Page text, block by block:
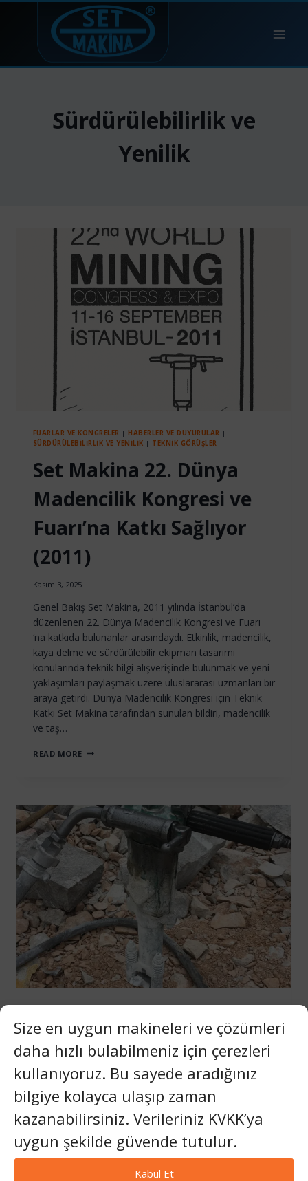
Size en uygun makineleri ve çözümleri
daha hızlı bulabilmeniz için çerezleri
kullanıyoruz. Bu sayede aradığınız
bilgiye kolayca ulaşıp zaman
kazanabilirsiniz. Verileriniz KVKK’ya
uygun şekilde güvende tutulur.
Kabul Et
Skip
Sürdürülebilirlik ve
Yenilik
FUARLAR VE KONGRELER |HABERLER VE DUYURULAR |
SÜRDÜRÜLEBILIRLIK VE YENILIK | TEKNIK GÖRÜŞLER
Set Makina 22. Dünya
Madencilik Kongresi ve
Fuarı’na Katkı Sağlıyor
(2011)
Kasım 3, 2025
Genel Bakış Set Makina, 2011 yılında İstanbul’da
düzenlenen 22. Dünya Madencilik Kongresi ve Fuarı
‘na katkıda bulunanlar arasındaydı. Etkinlik, madencilik,
kaya delme ve sürdürülebilir ekipman tasarımı
konularında teknik bilgi alışverişinde bulunmak ve yeni
yaklaşımları paylaşmak üzere uluslararası uzmanları bir
araya getirdi. Dünya Madencilik Kongresi için Teknik
Katkı Set Makina tarafından sunulan bildiri, madencilik
ve taş…
READ MORE SET
KONGRESI
VE
FUARI’NA
KATKI
SAĞLIYOR
(2011)
Yenileme, Değişimin
Yerine: Set Makina’nın
Sürdürülebilir Servis
Modelinin Mühendisliği
Ekim 30, 2025
Ağır makine sektöründe sürdürülebilirlik genellikle